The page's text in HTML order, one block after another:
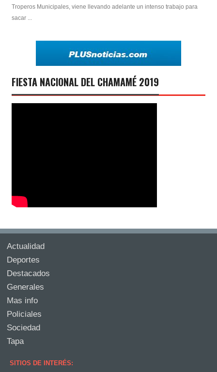
Troperos Municipales, viene llevando adelante un intenso trabajo para
sacar ...
FIESTA NACIONAL DEL CHAMAMÉ 2019
Actualidad
Deportes
Destacados
Generales
Mas info
Policiales
Sociedad
Tapa
SITIOS DE INTERÉS: